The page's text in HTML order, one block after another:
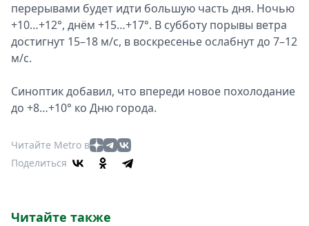
перерывами будет идти большую часть дня. Ночью
+10…+12°, днём +15…+17°. В субботу порывы ветра
достигнут 15–18 м/с, в воскресенье ослабнут до 7–12
м/с.
Синоптик добавил, что впереди новое похолодание
до +8…+10° ко Дню города.
Читайте Metro в
Поделиться
Читайте также